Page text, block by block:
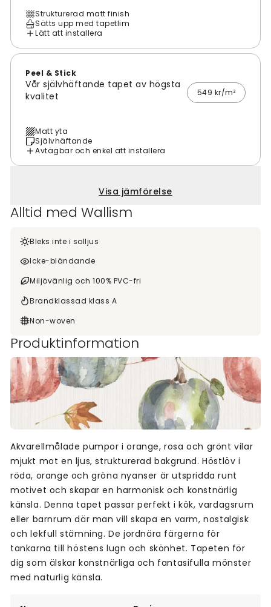
Strukturerad matt finish
Sätts upp med tapetlim
Lätt att installera
Peel & Stick
Vår självhäftande tapet av högsta
kvalitet
549 kr/m²
Matt yta
Självhäftande
Avtagbar och enkel att installera
Visa jämförelse
Alltid med Wallism
Bleks inte i solljus
Icke-bländande
Miljövänlig och 100% PVC-fri
Brandklassad klass A
Non-woven
Produktinformation
Akvarellmålade pumpor i orange, rosa och grönt vilar
mjukt mot en ljus, strukturerad bakgrund. Höstlöv i
röda, orange och gröna nyanser är utspridda runt
motivet och skapar en harmonisk och konstnärlig
känsla. Denna tapet passar perfekt i kök, vardagsrum
eller barnrum där man vill skapa en varm, nostalgisk
och lekfull stämning. De jordnära färgerna för
tankarna till höstens lugn och skönhet. Tapeten för
dig som älskar konstnärliga och fantasifulla mönster
med naturlig känsla.